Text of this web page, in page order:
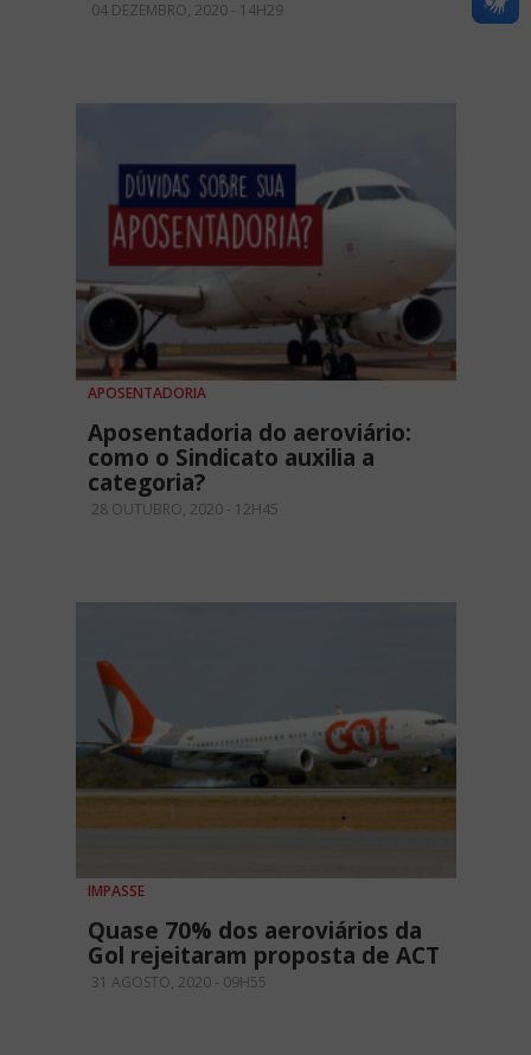
04 DEZEMBRO, 2020 - 14H29
APOSENTADORIA
Aposentadoria do aeroviário:
como o Sindicato auxilia a
categoria?
28 OUTUBRO, 2020 - 12H45
IMPASSE
Quase 70% dos aeroviários da
Gol rejeitaram proposta de ACT
31 AGOSTO, 2020 - 09H55